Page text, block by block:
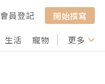
會員登記
開始撰寫
生活 寵物 行山 打卡
更多